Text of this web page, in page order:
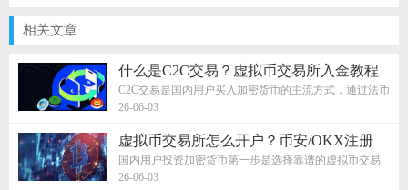
相关文章
什么是C2C交易？虚拟币交易所入金教程
C2C交易是国内用户买入加密货币的主流方式，通过法币
出入金渠道购买USDT。本文详解C2C...
26-06-03
虚拟币交易所怎么开户？币安/OKX注册
+KYC完整教程
国内用户投资加密货币第一步是选择靠谱的虚拟币交易
所并完成注册开户。本文详细介绍币...
26-06-03